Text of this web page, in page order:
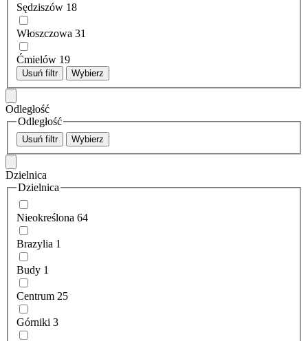
Sędziszów 18
Włoszczowa 31
Ćmielów 19
Usuń filtr Wybierz
Odległość
Odległość
Usuń filtr Wybierz
Dzielnica
Dzielnica
Nieokreślona 64
Brazylia 1
Budy 1
Centrum 25
Górniki 3